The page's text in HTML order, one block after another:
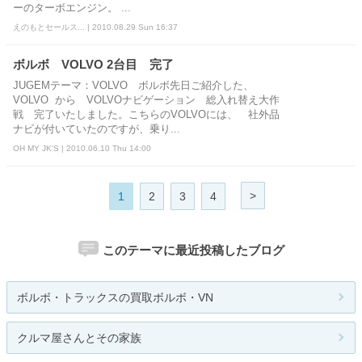
ーのターボエンジン。 ...
えのもとセールス... | 2010.08.29 Sun 16:37
ボルボ VOLVO 2台目 完了
JUGEMテーマ：VOLVO ボルボ先日ご紹介した、
VOLVO から VOLVOナビゲーション 総入れ替え大作
戦 完了いたしました。こちらのVOLVOには、 社外品
ナビが付いていたのですが、乗り...
OH MY JK'S | 2010.06.10 Thu 14:00
1 2 3 4 >
このテーマに最近投稿したブログ
ボルボ・トラックスの買取ボルボ・VN
クルマ屋さんとその家族